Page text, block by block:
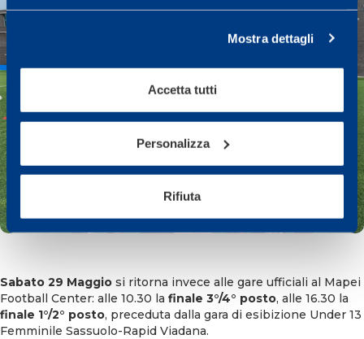
Mostra dettagli
Accetta tutti
Personalizza
Rifiuta
Sabato 29 Maggio si ritorna invece alle gare ufficiali al Mapei
Football Center: alle 10.30 la finale 3°/4° posto, alle 16.30 la
finale 1°/2° posto, preceduta dalla gara di esibizione Under 13
Femminile Sassuolo-Rapid Viadana.